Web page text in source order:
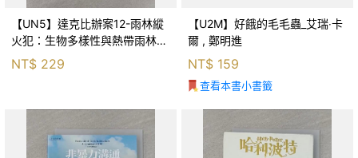
【UN5】達克比辦案12-雨林縱
火犯：生物多樣性與熱帶雨林生
態系_柯智元
NT$ 229
【U2M】好餓的毛毛蟲_艾瑞‧卡
爾 , 鄭明進
NT$ 159
查看本書小書籤